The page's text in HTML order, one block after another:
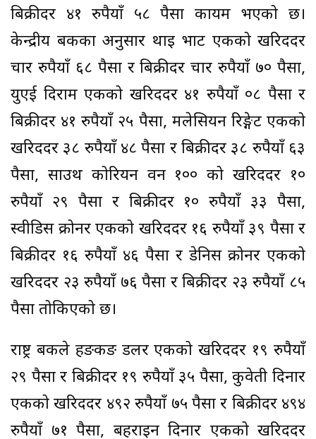
बिक्रीदर ४१ रुपैयाँ ५८ पैसा कायम भएको छ।
केन्द्रीय बैंकका अनुसार थाइ भाट एकको खरिददर
चार रुपैयाँ ६८ पैसा र बिक्रीदर चार रुपैयाँ ७० पैसा,
युएई दिराम एकको खरिददर ४१ रुपैयाँ ०८ पैसा र
बिक्रीदर ४१ रुपैयाँ २५ पैसा, मलेसियन रिङ्गेट एकको
खरिददर ३८ रुपैयाँ ४८ पैसा र बिक्रीदर ३८ रुपैयाँ ६३
पैसा, साउथ कोरियन वन १०० को खरिददर १०
रुपैयाँ २९ पैसा र बिक्रीदर १० रुपैयाँ ३३ पैसा,
स्वीडिस क्रोनर एकको खरिददर १६ रुपैयाँ ३९ पैसा र
बिक्रीदर १६ रुपैयाँ ४६ पैसा र डेनिस क्रोनर एकको
खरिददर २३ रुपैयाँ ७६ पैसा र बिक्रीदर २३ रुपैयाँ ८५
पैसा तोकिएको छ।
राष्ट्र बैंकले हङकङ डलर एकको खरिददर १९ रुपैयाँ
२९ पैसा र बिक्रीदर १९ रुपैयाँ ३५ पैसा, कुवेती दिनार
एकको खरिददर ४९२ रुपैयाँ ७५ पैसा र बिक्रीदर ४९४
रुपैयाँ ७१ पैसा, बहराइन दिनार एकको खरिददर